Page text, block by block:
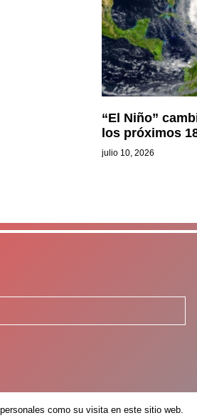
“El Niño”
los próximos
julio 10, 2026
como su visita en este sitio web.